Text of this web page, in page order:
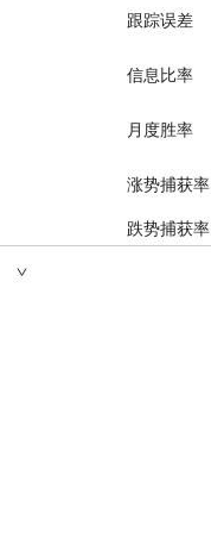
跟踪误差
信息比率
月度胜率
涨势捕获率
跌势捕获率